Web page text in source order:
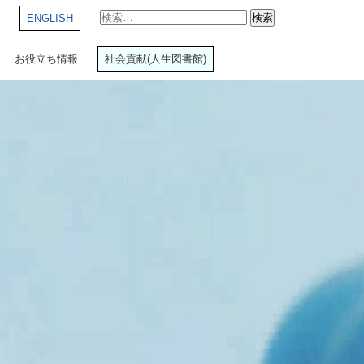
ENGLISH
検
索:
お役立ち情報 社会貢献(人生図書館)